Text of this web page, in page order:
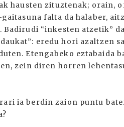
hausten zituztenak; orain,
falta da halaber,
“inkesten atzetik”
eredu hori azaltzen
Etengabeko eztabaida
zein diren horren
ia berdin zaion puntu